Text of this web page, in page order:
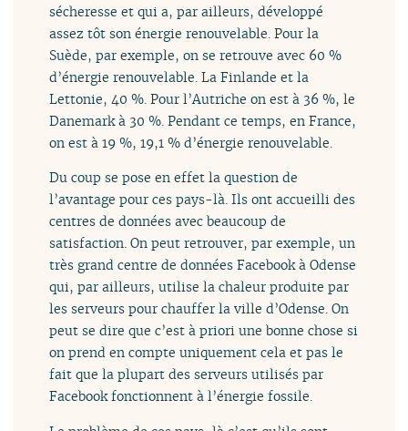
sécheresse et qui a, par ailleurs, développé
assez tôt son énergie renouvelable. Pour la
Suède, par exemple, on se retrouve avec 60 %
d’énergie renouvelable. La Finlande et la
Lettonie, 40 %. Pour l’Autriche on est à 36 %, le
Danemark à 30 %. Pendant ce temps, en France,
on est à 19 %, 19,1 % d’énergie renouvelable.
Du coup se pose en effet la question de
l’avantage pour ces pays-là. Ils ont accueilli des
centres de données avec beaucoup de
satisfaction. On peut retrouver, par exemple, un
très grand centre de données Facebook à Odense
qui, par ailleurs, utilise la chaleur produite par
les serveurs pour chauffer la ville d’Odense. On
peut se dire que c’est à priori une bonne chose si
on prend en compte uniquement cela et pas le
fait que la plupart des serveurs utilisés par
Facebook fonctionnent à l’énergie fossile.